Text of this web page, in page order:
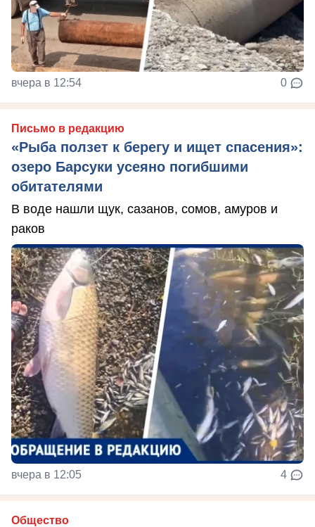
вчера в 12:54 0
Письмо в редакцию
«Рыба ползет к берегу и ищет спасения»:
озеро Барсуки усеяно погибшими
обитателями
В воде нашли щук, сазанов, сомов, амуров и
раков
вчера в 12:05 4
Общество